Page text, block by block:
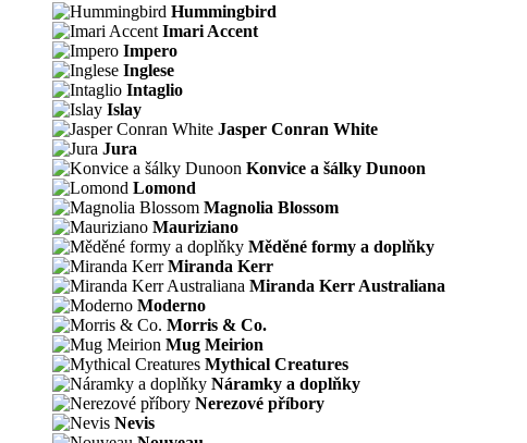
Hummingbird
Imari Accent
Impero
Inglese
Intaglio
Islay
Jasper Conran White
Jura
Konvice a šálky Dunoon
Lomond
Magnolia Blossom
Mauriziano
Měděné formy a doplňky
Miranda Kerr
Miranda Kerr Australiana
Moderno
Morris & Co.
Mug Meirion
Mythical Creatures
Náramky a doplňky
Nerezové příbory
Nevis